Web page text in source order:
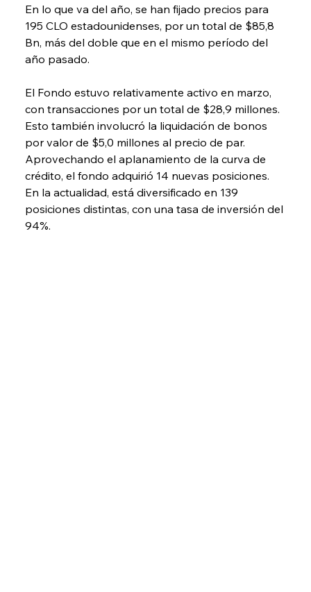
En lo que va del año, se han fijado precios para
195 CLO estadounidenses, por un total de $85,8
Bn, más del doble que en el mismo período del
año pasado.
El Fondo estuvo relativamente activo en marzo,
con transacciones por un total de $28,9 millones.
Esto también involucró la liquidación de bonos
por valor de $5,0 millones al precio de par.
Aprovechando el aplanamiento de la curva de
crédito, el fondo adquirió 14 nuevas posiciones.
En la actualidad, está diversificado en 139
posiciones distintas, con una tasa de inversión del
94%.